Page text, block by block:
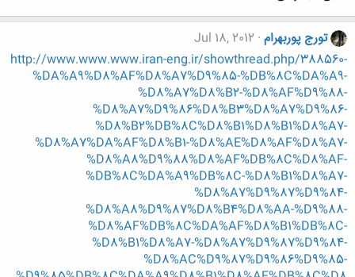
تورج پوربهرام Jul 18, 2012
http://www.www.www.iran-eng.ir/showthread.php/388560-
%DA%A9%D8%AF%D8%A7%D9%85-%DB%8C%DA%A9-
%D8%A7%D8%B2-%D8%AF%D9%88-
%D8%A7%D9%86%D8%B3%D8%A7%D9%86-
%D8%B2%DB%8C%D8%B1%D8%B1%D8%A7-
%D8%A7%DA%AF%D8%B1-%D8%AE%D8%AF%D8%A7-
%D8%A8%D9%88%D8%AF%DB%8C%D8%AF-
%DB%8C%DA%A9%DB%8C-%D8%B1%D8%A7-
%D8%A7%D9%87%D9%84-
%D8%A8%D9%87%D8%B4%D8%AA-%D9%88-
%D8%AF%DB%8C%DA%AF%D8%B1%DB%8C-
%D8%B1%D8%A7-%D8%A7%D9%87%D9%84-
%D8%AC%D9%87%D9%86%D9%85-